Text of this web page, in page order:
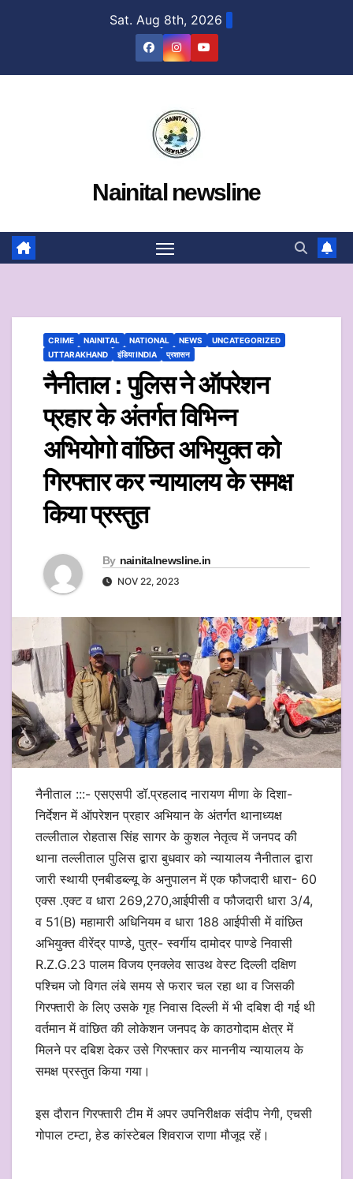
Sat. Aug 8th, 2026
Nainital newsline
CRIME NAINITAL NATIONAL NEWS
UNCATEGORIZED
UTTARAKHAND
इंडिया INDIA प्रशासन
नैनीताल : पुलिस ने ऑपरेशन
प्रहार के अंतर्गत विभिन्न
अभियोगो वांछित अभियुक्त को
गिरफ्तार कर न्यायालय के समक्ष
किया प्रस्तुत
By nainitalnewsline.in
NOV 22, 2023
नैनीताल :::- एसएसपी डॉ.प्रहलाद नारायण मीणा के दिशा-
निर्देशन में ऑपरेशन प्रहार अभियान के अंतर्गत थानाध्यक्ष
तल्लीताल रोहतास सिंह सागर के कुशल नेतृत्व में जनपद की
थाना तल्लीताल पुलिस द्वारा बुधवार को न्यायालय नैनीताल द्वारा
जारी स्थायी एनबीडब्ल्यू के अनुपालन में एक फौजदारी धारा- 60
एक्स .एक्ट व धारा 269,270,आईपीसी व फौजदारी धारा 3/4,
व 51(B) महामारी अधिनियम व धारा 188 आईपीसी में वांछित
अभियुक्त वीरेंद्र पाण्डे, पुत्र- स्वर्गीय दामोदर पाण्डे निवासी
R.Z.G.23 पालम विजय एनक्लेव साउथ वेस्ट दिल्ली दक्षिण
पश्चिम जो विगत लंबे समय से फरार चल रहा था व जिसकी
गिरफ्तारी के लिए उसके गृह निवास दिल्ली में भी दबिश दी गई थी
वर्तमान में वांछित की लोकेशन जनपद के काठगोदाम क्षेत्र में
मिलने पर दबिश देकर उसे गिरफ्तार कर माननीय न्यायालय के
समक्ष प्रस्तुत किया गया।
इस दौरान गिरफ्तारी टीम में अपर उपनिरीक्षक संदीप नेगी, एचसी
गोपाल टम्टा, हेड कांस्टेबल शिवराज राणा मौजूद रहें।